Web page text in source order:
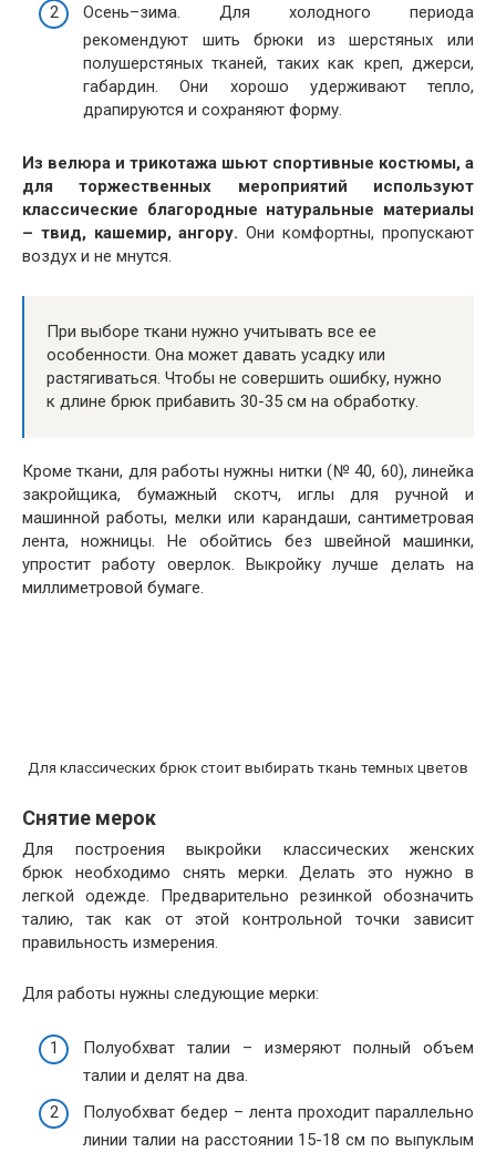
Осень–зима. Для холодного периода
рекомендуют шить брюки из шерстяных или
полушерстяных тканей, таких как креп, джерси,
габардин. Они хорошо удерживают тепло,
драпируются и сохраняют форму.
Из велюра и трикотажа шьют спортивные костюмы, а
для торжественных мероприятий используют
классические благородные натуральные материалы
– твид, кашемир, ангору. Они комфортны, пропускают
воздух и не мнутся.
При выборе ткани нужно учитывать все ее
особенности. Она может давать усадку или
растягиваться. Чтобы не совершить ошибку, нужно
к длине брюк прибавить 30-35 см на обработку.
Кроме ткани, для работы нужны нитки (№ 40, 60), линейка
закройщика, бумажный скотч, иглы для ручной и
машинной работы, мелки или карандаши, сантиметровая
лента, ножницы. Не обойтись без швейной машинки,
упростит работу оверлок. Выкройку лучше делать на
миллиметровой бумаге.
Для классических брюк стоит выбирать ткань темных цветов
Снятие мерок
Для построения выкройки классических женских
брюк необходимо снять мерки. Делать это нужно в
легкой одежде. Предварительно резинкой обозначить
талию, так как от этой контрольной точки зависит
правильность измерения.
Для работы нужны следующие мерки:
Полуобхват талии – измеряют полный объем
талии и делят на два.
Полуобхват бедер – лента проходит параллельно
линии талии на расстоянии 15-18 см по выпуклым